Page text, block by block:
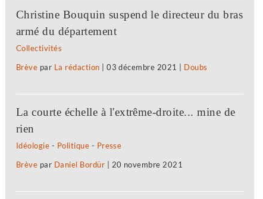
Christine Bouquin suspend le directeur du bras
armé du département
Collectivités
Brève par La rédaction |03 décembre 2021 Doubs
La courte échelle à l'extrême-droite... mine de
rien
Idéologie - Politique - Presse
Brève par Daniel Bordür 20 novembre 2021